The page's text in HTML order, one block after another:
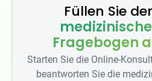
Füllen Sie
Fragebogen
Starten Sie die Online-
beantworten Sie die